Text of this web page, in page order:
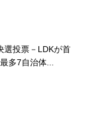
選投票－LDKが首
多7自治体...